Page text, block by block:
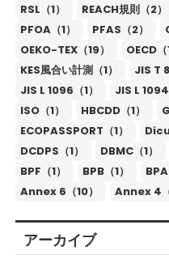
RSL（1）
REACH規則（2）
PFOA（1）
PFAS（2）
OEKO-TEX（19）
OECD（
KES風合い計測（1）
JIS T
JIS L 1096（1）
JIS L 1094
ISO（1）
HBCDD（1）
ECOPASSPORT（1）
DCDPS（1）
DBMC（1）
BPF（1）
BPB（1）
Annex 6（10）
Annex 4（
アーカイブ